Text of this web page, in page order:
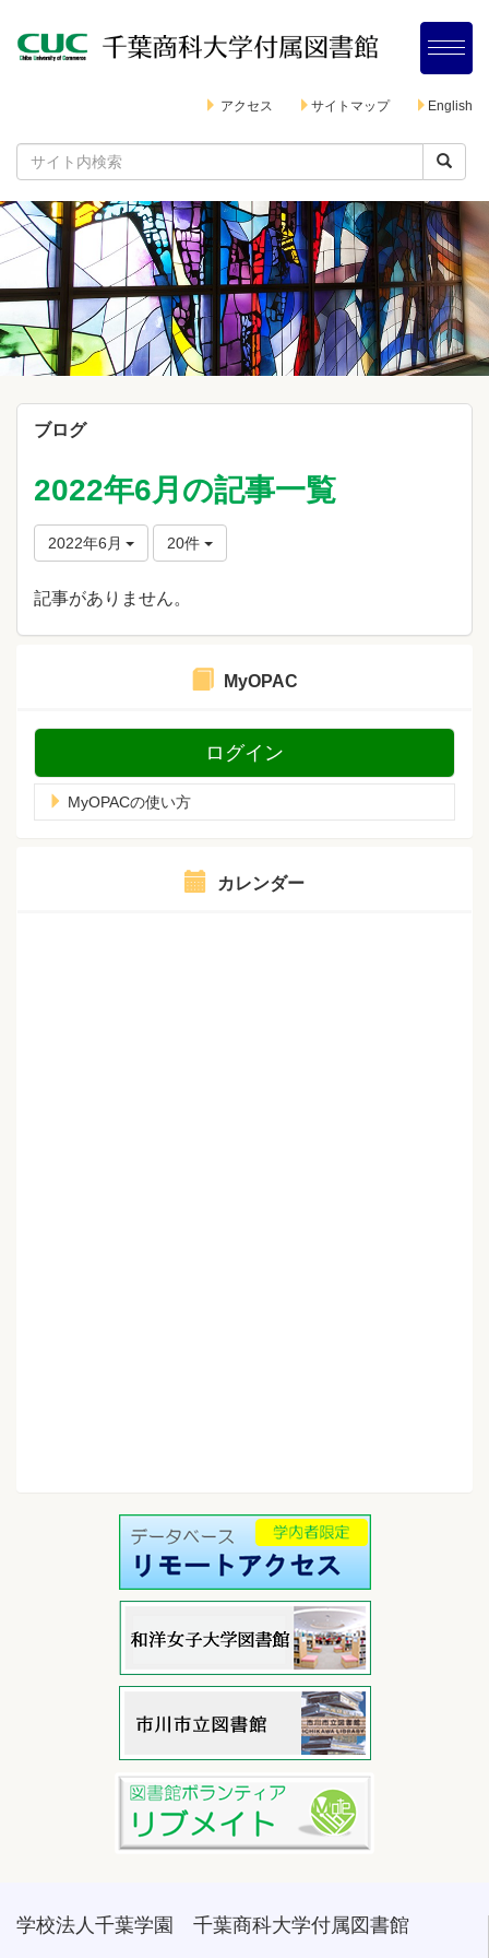
アクセス サイトマップ English
ブログ
2022年6月の記事一覧
2022年6月 20件
記事がありません。
MyOPAC
ログイン
MyOPACの使い方
カレンダー
学校法人千葉学園 千葉商科大学付属図書館